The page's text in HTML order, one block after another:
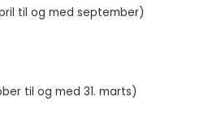
til og med september)
til og med 31. marts)